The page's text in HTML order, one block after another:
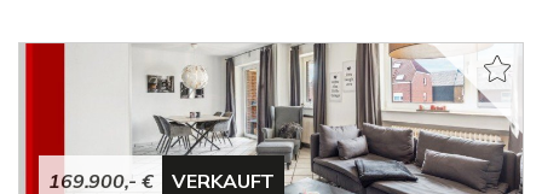
169.900,- € VERKAUFT